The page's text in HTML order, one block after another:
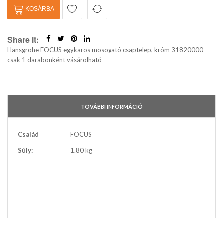
KOSÁRBA
Share it:
Hansgrohe FOCUS egykaros mosogató csaptelep, króm 31820000
csak 1 darabonként vásárolható
TOVÁBBI INFORMÁCIÓ
További
Család
FOCUS
Súly:
1.80 kg